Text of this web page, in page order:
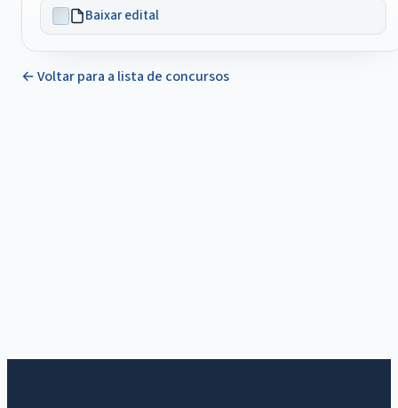
Baixar edital
← Voltar para a lista de concursos